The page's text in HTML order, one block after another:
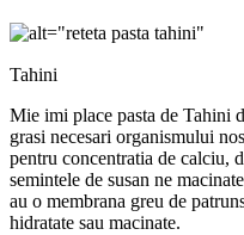
Tahini
Mie imi place pasta de Tahini
grasi necesari organismului
pentru concentratia de calciu,
semintele de susan ne
au o membrana greu de
hidratate sau macinate.